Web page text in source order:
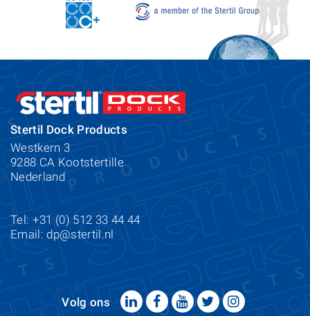
Stertil Dock Products
Westkern 3
9288 CA Kootstertille
Nederland
Tel: +31 (0) 512 33 44 44
Email: dp@stertil.nl
Volg ons